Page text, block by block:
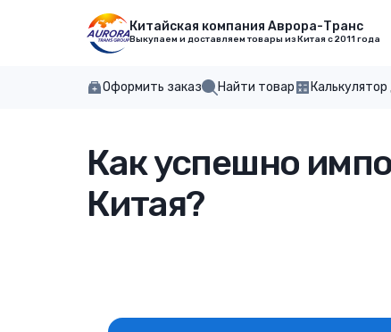
Китайская компания Аврора-Транс
Выкупаем и доставляем товары из Китая с 2011 года
Оформить заказ Найти товар
Как успешно
Китая?